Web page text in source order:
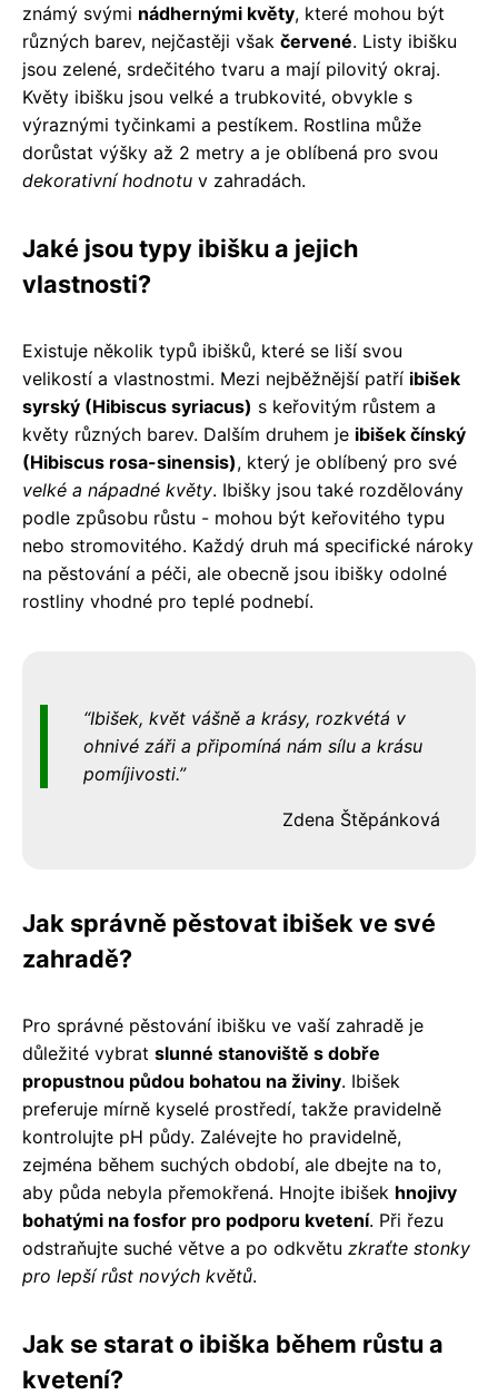
známý svými nádhernými květy, které mohou být
různých barev, nejčastěji však červené. Listy ibišku
jsou zelené, srdečitého tvaru a mají pilovitý okraj.
Květy ibišku jsou velké a trubkovité, obvykle s
výraznými tyčinkami a pestíkem. Rostlina může
dorůstat výšky až 2 metry a je oblíbená pro svou
dekorativní hodnotu v zahradách.
Jaké jsou typy ibišku a jejich
vlastnosti?
Existuje několik typů ibišků, které se liší svou
velikostí a vlastnostmi. Mezi nejběžnější patří ibišek
syrský (Hibiscus syriacus) s keřovitým růstem a
květy různých barev. Dalším druhem je ibišek čínský
(Hibiscus rosa-sinensis), který je oblíbený pro své
velké a nápadné květy. Ibišky jsou také rozdělovány
podle způsobu růstu - mohou být keřovitého typu
nebo stromovitého. Každý druh má specifické nároky
na pěstování a péči, ale obecně jsou ibišky odolné
rostliny vhodné pro teplé podnebí.
Ibišek, květ vášně a krásy, rozkvétá v
ohnivé záři a připomíná nám sílu a krásu
pomíjivosti.
Zdena Štěpánková
Jak správně pěstovat ibišek ve své
zahradě?
Pro správné pěstování ibišku ve vaší zahradě je
důležité vybrat slunné stanoviště s dobře
propustnou půdou bohatou na živiny. Ibišek
preferuje mírně kyselé prostředí, takže pravidelně
kontrolujte pH půdy. Zalévejte ho pravidelně,
zejména během suchých období, ale dbejte na to,
aby půda nebyla přemokřená. Hnojte ibišek hnojivy
bohatými na fosfor pro podporu kvetení. Při řezu
odstraňujte suché větve a po odkvětu zkraťte stonky
pro lepší růst nových květů.
Jak se starat o ibiška během růstu a
kvetení?